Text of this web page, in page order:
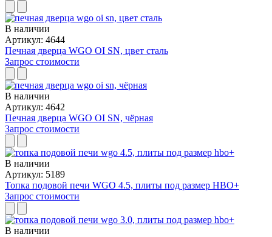
В наличии
Артикул: 4644
Печная дверца WGO OI SN, цвет сталь
Запрос стоимости
В наличии
Артикул: 4642
Печная дверца WGO OI SN, чёрная
Запрос стоимости
В наличии
Артикул: 5189
Топка подовой печи WGO 4.5, плиты под размер HBO+
Запрос стоимости
В наличии